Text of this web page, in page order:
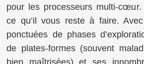
pour les processeurs multi-
ce qu’il vous reste à faire.
ponctuées de phases
de plates-formes (souvent
bien maîtrisées) et ses